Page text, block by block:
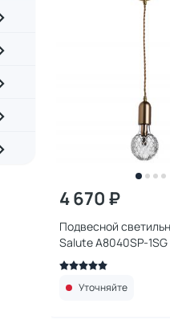
4 670 ₽
Подвесной
Salute A8040SP-1SG
Уточняйте